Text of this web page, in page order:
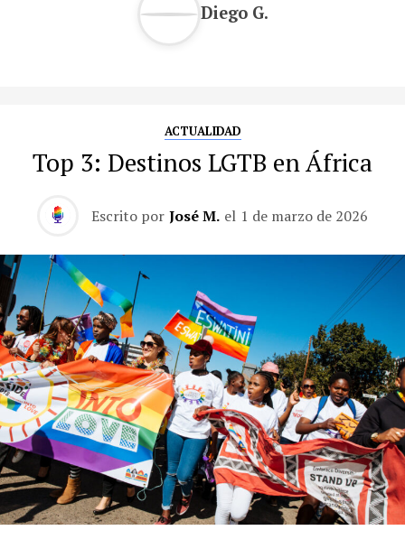
Diego G.
ACTUALIDAD
Top 3: Destinos LGTB en África
Escrito por José M. el 1 de marzo de 2026